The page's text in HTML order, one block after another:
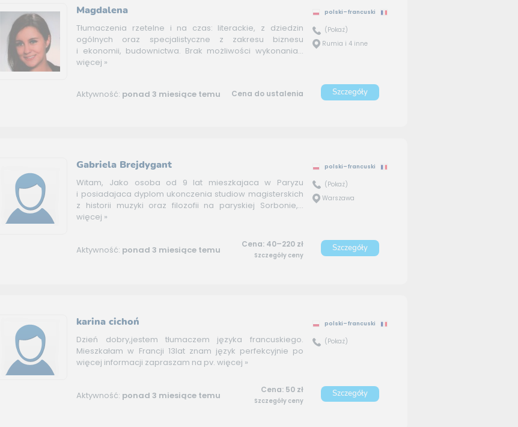
Magdalena
Tłumaczenia rzetelne i na czas: literackie, z dziedzin
ogólnych oraz specjalistyczne z zakresu biznesu
i ekonomii, budownictwa. Brak możliwości wykonania...
więcej »
polski–francuski
(Pokaż)
Rumia i 4 inne
Aktywność: ponad 3 miesiące temu Cena do ustalenia Szczegóły
Gabriela Brejdygant
Witam, Jako osoba od 9 lat mieszkajaca w Paryzu
i posiadajaca dyplom ukonczenia studiow magisterskich
z historii muzyki oraz filozofii na paryskiej Sorbonie,...
więcej »
polski–francuski
(Pokaż)
Warszawa
Aktywność: ponad 3 miesiące temu Cena: 40–220 zł
Szczegóły ceny
Szczegóły
karina cichoń
Dzień dobry,jestem tłumaczem języka francuskiego.
Mieszkałam w Francji 13lat znam język perfekcyjnie po
więcej informacji zapraszam na pv. więcej »
polski–francuski
(Pokaż)
Aktywność: ponad 3 miesiące temu Cena: 50 zł
Szczegóły ceny
Szczegóły